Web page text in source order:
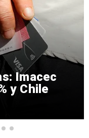
Imacec
y Chile